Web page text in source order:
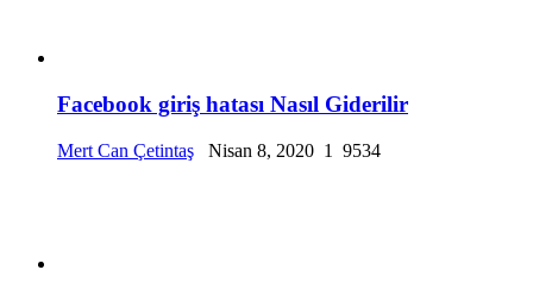
Facebook giriş hatası Nasıl Giderilir
Mert Can Çetintaş Nisan 8, 2020 1 9534